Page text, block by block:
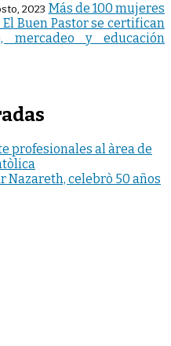
2023 Más de 100 mujeres
Buen Pastor se certifican
mercadeo y educación
profesionales al àrea de
Nazareth, celebrò 50 años